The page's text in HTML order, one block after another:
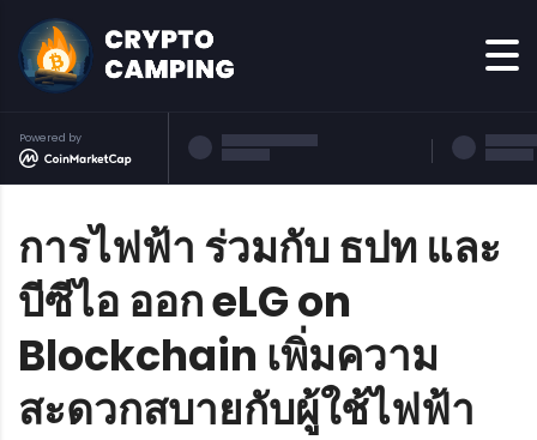
Powered by
การไฟฟ้า ร่วมกับ ธปท และ
บีซีไอ ออก eLG on
Blockchain เพิ่มความ
สะดวกสบายกับผู้ใช้ไฟฟ้า